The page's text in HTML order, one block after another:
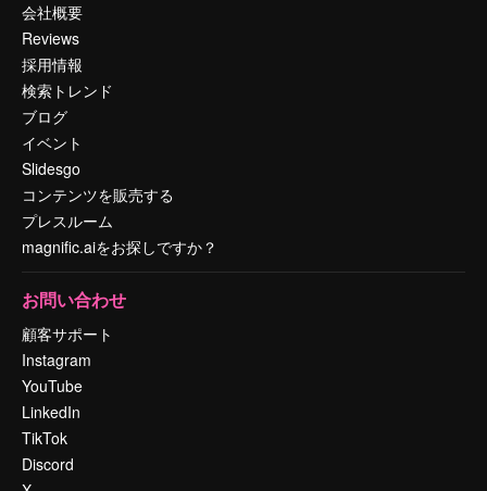
会社概要
Reviews
採用情報
検索トレンド
ブログ
イベント
Slidesgo
コンテンツを販売する
プレスルーム
magnific.aiをお探しですか？
お問い合わせ
顧客サポート
Instagram
YouTube
LinkedIn
TikTok
Discord